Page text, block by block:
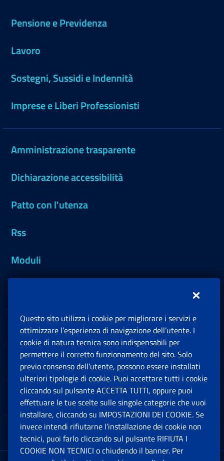
Pensione e Previdenza
Lavoro
Sostegni, Sussidi e Indennità
Imprese e Liberi Professionisti
Amministrazione trasparente
Dichiarazione accessibilità
Patto con l'utenza
Rss
Moduli
Sedi e Contatti
Software
Note Legali
App mobile
Questo sito utilizza i cookie per migliorare i servizi e
ottimizzare l’esperienza di navigazione dell’utente. I
cookie di natura tecnica sono indispensabili per
permettere il corretto funzionamento del sito. Solo
previo consenso dell’utente, possono essere installati
ulteriori tipologie di cookie. Puoi accettare tutti i cookie
cliccando sul pulsante ACCETTA TUTTI, oppure puoi
effettuare le tue scelte sulle singole categorie che vuoi
installare, cliccando su IMPOSTAZIONI DEI COOKIE. Se
invece intendi rifiutarne l’installazione dei cookie non
tecnici, puoi farlo cliccando sul pulsante RIFIUTA I
COOKIE NON TECNICI o chiudendo il banner. Per